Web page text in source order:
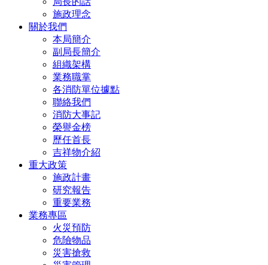
施政理念
關於我們
本局簡介
副局長簡介
組織架構
業務職掌
各消防單位據點
聯絡我們
消防大事記
榮譽金榜
歷任首長
吉祥物介紹
重大政策
施政計畫
研究報告
重要業務
業務專區
火災預防
危險物品
災害搶救